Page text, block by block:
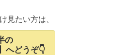
見たい方は、
の
へどうぞ👇